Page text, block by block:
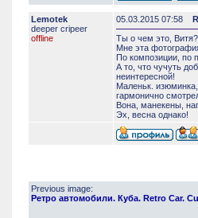
Lemotek
deeper сripeer
offline
05.03.2015 07:58
Ты о чем это, Витя?
Мне эта
По композиции, по
А то, что чучуть
неинтересной!
Маленьк.
гармонично
Вона, манекены,
Эх, весна однако!
Previous image:
Ретро автомобили. Куба. Retro Car.